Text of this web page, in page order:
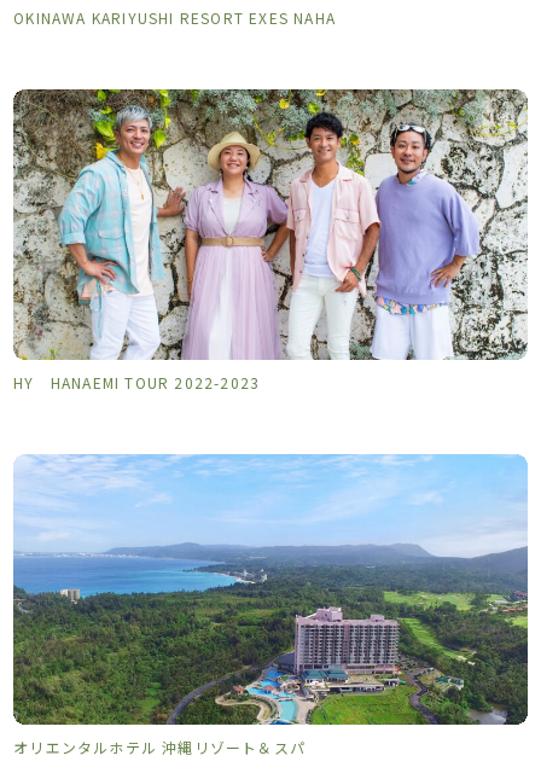
OKINAWA KARIYUSHI RESORT EXES NAHA
HY HANAEMI TOUR 2022-2023
オリエンタルホテル 沖縄リゾート＆スパ